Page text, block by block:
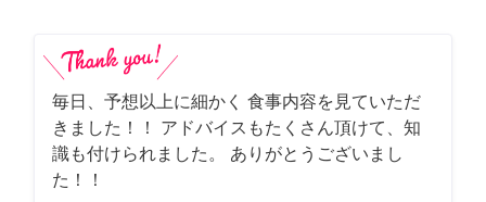
毎日、予想以上に細かく 食事内容を見ていただ
きました！！ アドバイスもたくさん頂けて、知
識も付けられました。 ありがとうございまし
た！！